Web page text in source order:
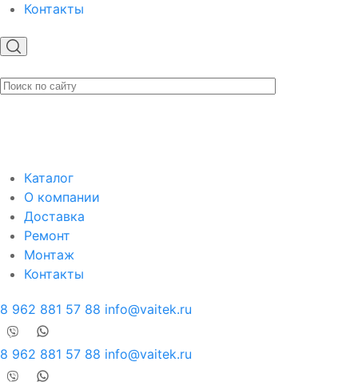
Контакты
Каталог
О компании
Доставка
Ремонт
Монтаж
Контакты
8 962 881 57 88 info@vaitek.ru
8 962 881 57 88 info@vaitek.ru